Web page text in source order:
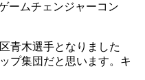
ームチェンジャーコン
青木選手となりました
プ集団だと思います。キ